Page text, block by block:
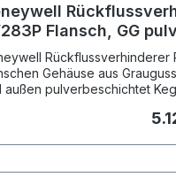
Flansch, GG
A, DN 200
Rückflussverhinderer
Gehäuse aus
außen pulverbeschichtet
300) und Führungsstange
prüfpflichtigen